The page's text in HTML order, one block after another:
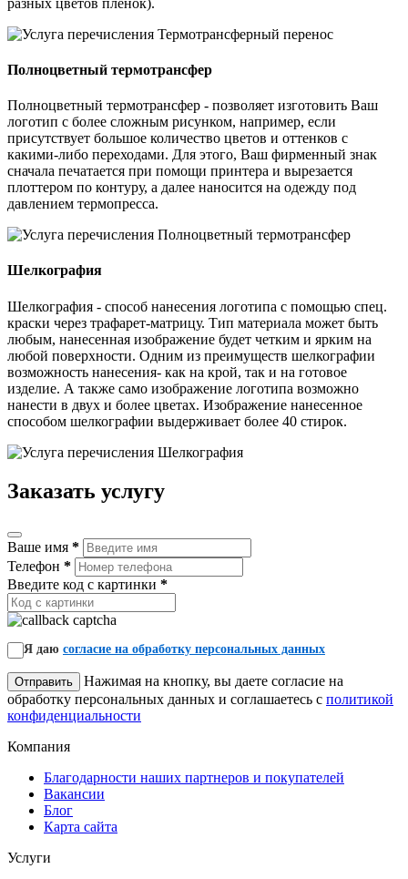
Полноцветный термотрансфер
Полноцветный термотрансфер - позволяет изготовить Ваш
логотип с более сложным рисунком, например, если
присутствует большое количество цветов и оттенков с
какими-либо переходами. Для этого, Ваш фирменный знак
сначала печатается при помощи принтера и вырезается
плоттером по контуру, а далее наносится на одежду под
давлением термопресса.
Шелкография
Шелкография - способ нанесения логотипа с помощью спец.
краски через трафарет-матрицу. Тип материала может быть
любым, нанесенная изображение будет четким и ярким на
любой поверхности. Одним из преимуществ шелкографии
возможность нанесения- как на крой, так и на готовое
изделие. А также само изображение логотипа возможно
нанести в двух и более цветах. Изображение нанесенное
способом шелкографии выдерживает более 40 стирок.
Заказать услугу
Ваше имя *
Телефон *
Введите код с картинки *
Я даю согласие на обработку персональных данных
Отправить
Нажимая на кнопку, вы даете согласие на
обработку персональных данных и соглашаетесь с политикой
конфиденциальности
Компания
Благодарности наших партнеров и покупателей
Вакансии
Блог
Карта сайта
Услуги